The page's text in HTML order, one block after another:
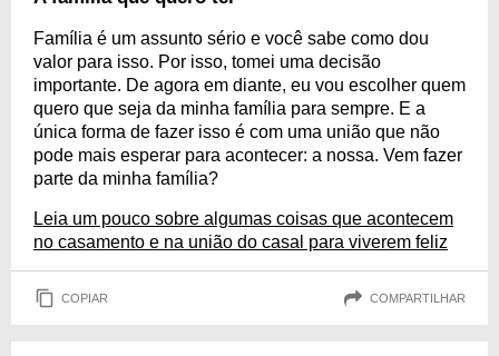
Família é um assunto sério e você sabe como dou
valor para isso. Por isso, tomei uma decisão
importante. De agora em diante, eu vou escolher quem
quero que seja da minha família para sempre. E a
única forma de fazer isso é com uma união que não
pode mais esperar para acontecer: a nossa. Vem fazer
parte da minha família?
Leia um pouco sobre algumas coisas que acontecem
no casamento e na união do casal para viverem feliz
COPIAR COMPARTILHAR